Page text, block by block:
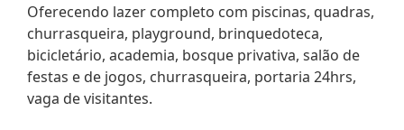
Oferecendo lazer completo com piscinas, quadras,
churrasqueira, playground, brinquedoteca,
bicicletário, academia, bosque privativa, salão de
festas e de jogos, churrasqueira, portaria 24hrs,
vaga de visitantes.